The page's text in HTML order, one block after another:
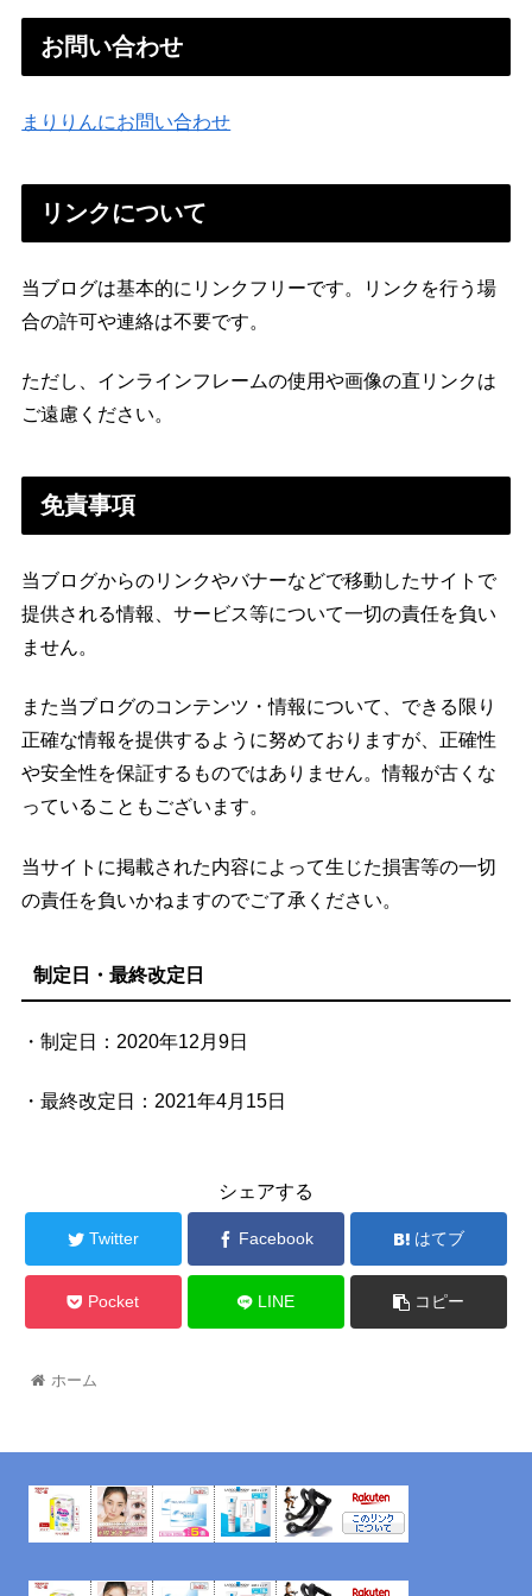
お問い合わせ
まりりんにお問い合わせ
リンクについて
当ブログは基本的にリンクフリーです。リンクを行う場
合の許可や連絡は不要です。
ただし、インラインフレームの使用や画像の直リンクは
ご遠慮ください。
免責事項
当ブログからのリンクやバナーなどで移動したサイトで
提供される情報、サービス等について一切の責任を負い
ません。
また当ブログのコンテンツ・情報について、できる限り
正確な情報を提供するように努めておりますが、正確性
や安全性を保証するものではありません。情報が古くな
っていることもございます。
当サイトに掲載された内容によって生じた損害等の一切
の責任を負いかねますのでご了承ください。
制定日・最終改定日
・制定日：2020年12月9日
・最終改定日：2021年4月15日
シェアする
Twitter Facebook はてブ
Pocket LINE コピー
ホーム